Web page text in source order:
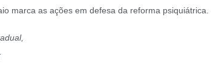
marca as ações em defesa da reforma psiquiátrica.